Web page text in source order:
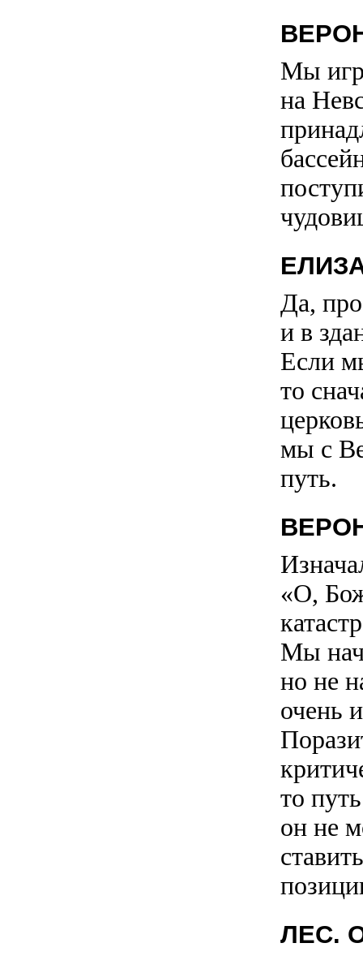
Мы
на
Да,
и в
Если
то
мы с
путь.
«О,
Мы
но не
очень
то
он не
ЛЕС.